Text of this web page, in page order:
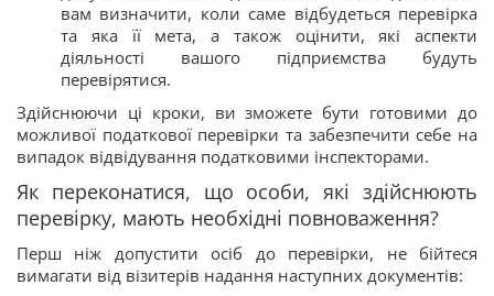
вам визначити, коли саме відбудеться перевірка
та яка її мета, а також оцінити, які аспекти
діяльності вашого підприємства будуть
перевірятися.
Здійснюючи ці кроки, ви зможете бути готовими до
можливої податкової перевірки та забезпечити себе на
випадок відвідування податковими інспекторами.
Як переконатися, що особи, які здійснюють
перевірку, мають необхідні повноваження?
Перш ніж допустити осіб до перевірки, не бійтеся
вимагати від візитерів надання наступних документів: